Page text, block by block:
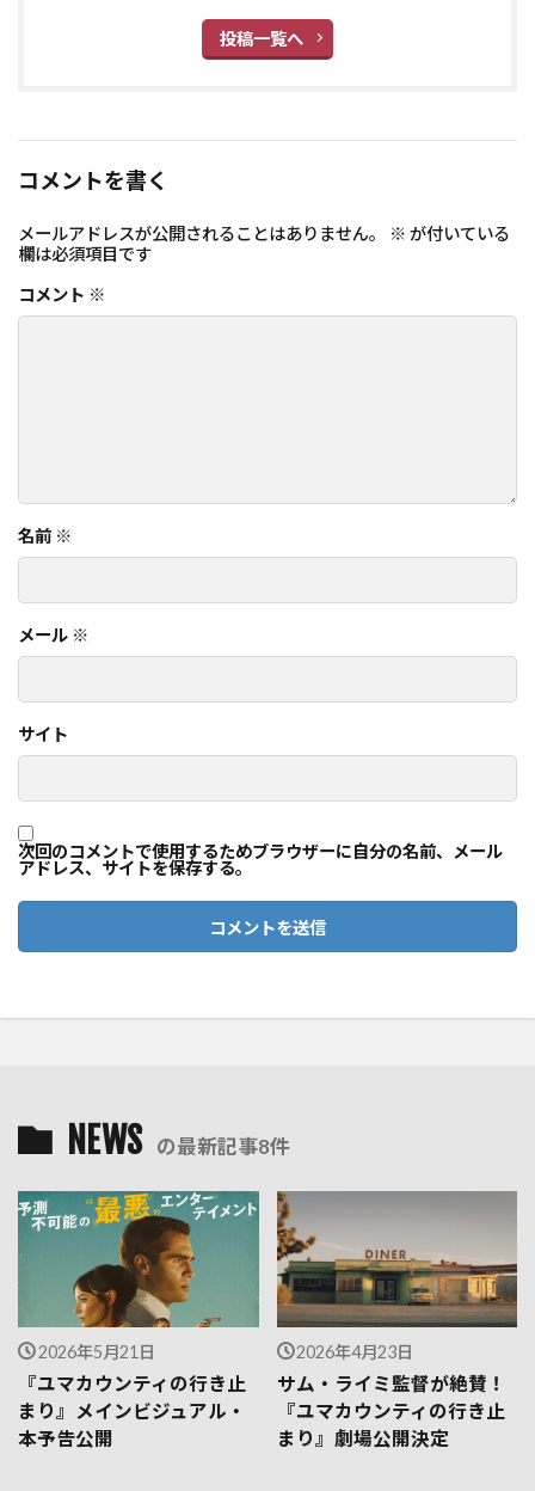
投稿一覧へ
コメントを書く
メールアドレスが公開されることはありません。 ※ が付いている
欄は必須項目です
コメント ※
名前 ※
メール ※
サイト
次回のコメントで使用するためブラウザーに自分の名前、メール
アドレス、サイトを保存する。
NEWS の最新記事8件
2026年5月21日
『ユマカウンティの行き止
まり』メインビジュアル・
本予告公開
2026年4月23日
サム・ライミ監督が絶賛！
『ユマカウンティの行き止
まり』劇場公開決定